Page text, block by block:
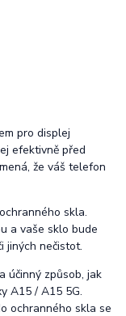
pro displej
efektivně před
že váš telefon
skla.
a vaše sklo bude
jiných nečistot.
účinný způsob, jak
A15 / A15 5G.
ochranného skla se